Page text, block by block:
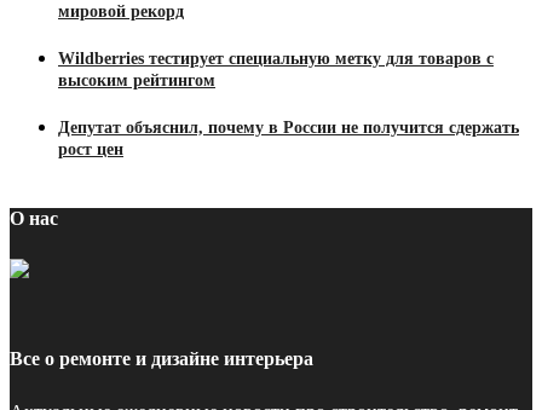
мировой рекорд
Wildberries тестирует специальную метку для товаров с
высоким рейтингом
Депутат объяснил, почему в России не получится сдержать
рост цен
О нас
Все о ремонте и дизайне интерьера